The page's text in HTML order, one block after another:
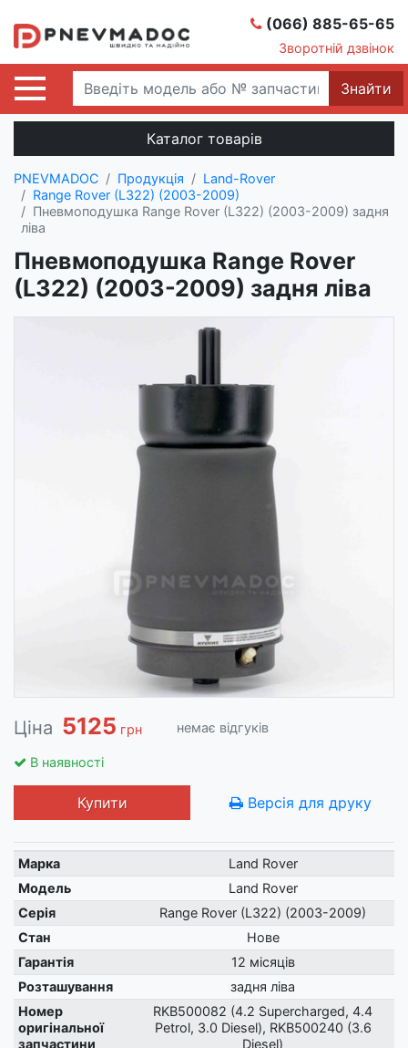
Знайти
(066) 885-65-65
Зворотній дзвінок
Каталог товарів
PNEVMADOC Продукція
Land-Rover
Range Rover (L322) (2003-2009)
Пневмоподушка Range Rover (L322) (2003-2009) задня
ліва
Пневмоподушка Range Rover
(L322) (2003-2009) задня ліва
Ціна 5125 грн немає відгуків
В наявності
Купити Версія для друку
Марка
Land Rover
Модель
Land Rover
Серія
Range Rover (L322) (2003-2009)
Стан
Нове
Гарантія
12 місяців
Розташування
задня ліва
Номер
оригінальної
запчастини
RKB500082 (4.2 Supercharged, 4.4
Petrol, 3.0 Diesel), RKB500240 (3.6
Diesel)